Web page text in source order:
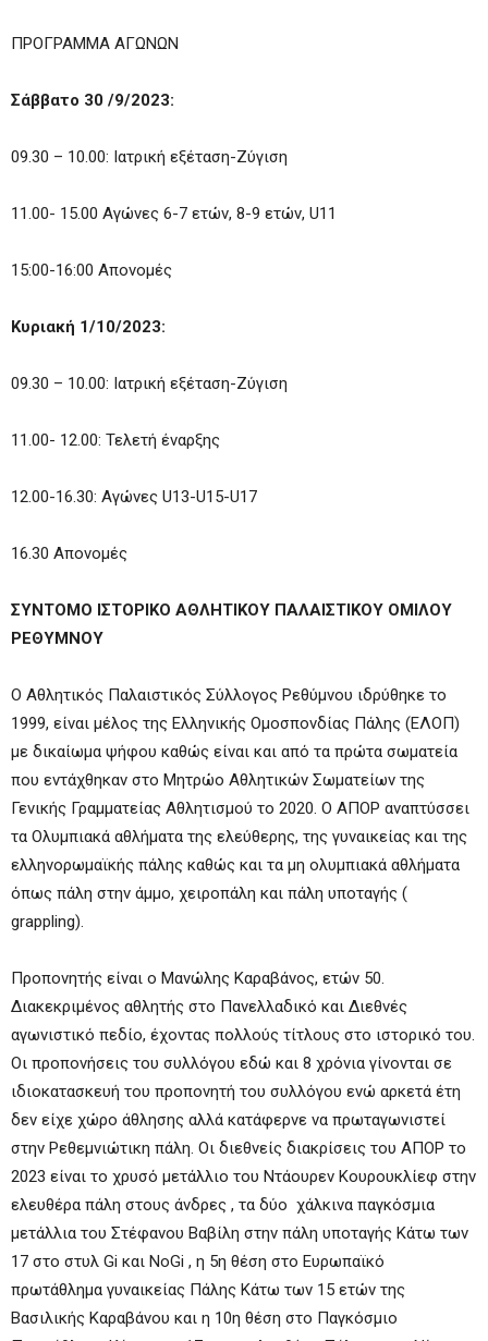
ΠΡΟΓΡΑΜΜΑ ΑΓΩΝΩΝ
Σάββατο 30 /9/2023:
09.30 – 10.00: Ιατρική εξέταση-Ζύγιση
11.00- 15.00 Αγώνες 6-7 ετών, 8-9 ετών, U11
15:00-16:00 Απονομές
Κυριακή 1/10/2023:
09.30 – 10.00: Ιατρική εξέταση-Ζύγιση
11.00- 12.00: Τελετή έναρξης
12.00-16.30: Αγώνες U13-U15-U17
16.30 Απονομές
ΣΥΝΤΟΜΟ ΙΣΤΟΡΙΚΟ ΑΘΛΗΤΙΚΟΥ ΠΑΛΑΙΣΤΙΚΟΥ ΟΜΙΛΟΥ
ΡΕΘΥΜΝΟΥ
Ο Αθλητικός Παλαιστικός Σύλλογος Ρεθύμνου ιδρύθηκε το
1999, είναι μέλος της Ελληνικής Ομοσπονδίας Πάλης (ΕΛΟΠ)
με δικαίωμα ψήφου καθώς είναι και από τα πρώτα σωματεία
που εντάχθηκαν στο Μητρώο Αθλητικών Σωματείων της
Γενικής Γραμματείας Αθλητισμού το 2020. Ο ΑΠΟΡ αναπτύσσει
τα Ολυμπιακά αθλήματα της ελεύθερης, της γυναικείας και της
ελληνορωμαϊκής πάλης καθώς και τα μη ολυμπιακά αθλήματα
όπως πάλη στην άμμο, χειροπάλη και πάλη υποταγής (
grappling).
Προπονητής είναι ο Μανώλης Καραβάνος, ετών 50.
Διακεκριμένος αθλητής στο Πανελλαδικό και Διεθνές
αγωνιστικό πεδίο, έχοντας πολλούς τίτλους στο ιστορικό του.
Οι προπονήσεις του συλλόγου εδώ και 8 χρόνια γίνονται σε
ιδιοκατασκευή του προπονητή του συλλόγου ενώ αρκετά έτη
δεν είχε χώρο άθλησης αλλά κατάφερνε να πρωταγωνιστεί
στην Ρεθεμνιώτικη πάλη. Οι διεθνείς διακρίσεις του ΑΠΟΡ το
2023 είναι το χρυσό μετάλλιο του Ντάουρεν Κουρουκλίεφ στην
ελευθέρα πάλη στους άνδρες , τα δύο χάλκινα παγκόσμια
μετάλλια του Στέφανου Βαβίλη στην πάλη υποταγής Κάτω των
17 στο στυλ Gi και ΝοGi , η 5η θέση στο Ευρωπαϊκό
πρωτάθλημα γυναικείας Πάλης Κάτω των 15 ετών της
Βασιλικής Καραβάνου και η 10η θέση στο Παγκόσμιο